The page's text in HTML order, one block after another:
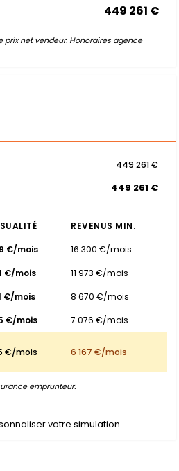
449 261 €
prix net vendeur. Honoraires agence
449 261 €
449 261 €
REVENUS MIN.
€/mois
16 300 €/mois
€/mois
11 973 €/mois
€/mois
8 670 €/mois
€/mois
7 076 €/mois
€/mois 6 167 €/mois
emprunteur.
votre simulation